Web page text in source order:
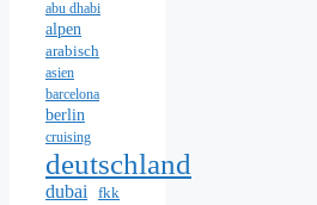
abu dhabi
alpen
arabisch
asien
barcelona
berlin
cruising
deutschland
dubai
fkk